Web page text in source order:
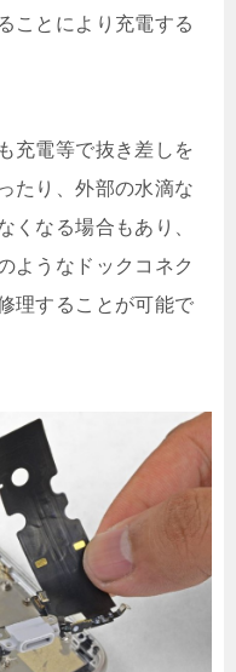
ことにより充電する
充電等で抜き差しを
たり、外部の水滴な
くなる場合もあり、
ようなドックコネク
理することが可能で